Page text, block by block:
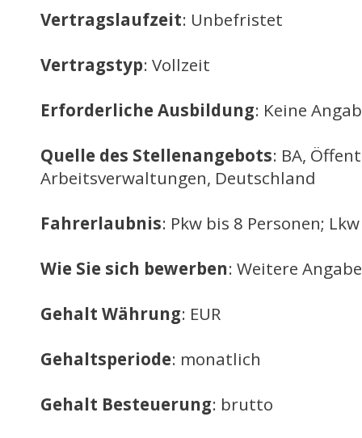
Vertragslaufzeit: Unbefristet
Vertragstyp: Vollzeit
Erforderliche Ausbildung: Keine
Quelle des Stellenangebots: BA,
Arbeitsverwaltungen, Deutschland
Fahrerlaubnis: Pkw bis 8 Personen;
Wie Sie sich bewerben: Weitere
Gehalt Währung: EUR
Gehaltsperiode: monatlich
Gehalt Besteuerung: brutto